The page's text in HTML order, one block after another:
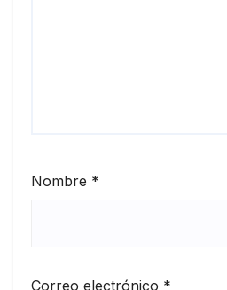
Nombre *
Correo electrónico *